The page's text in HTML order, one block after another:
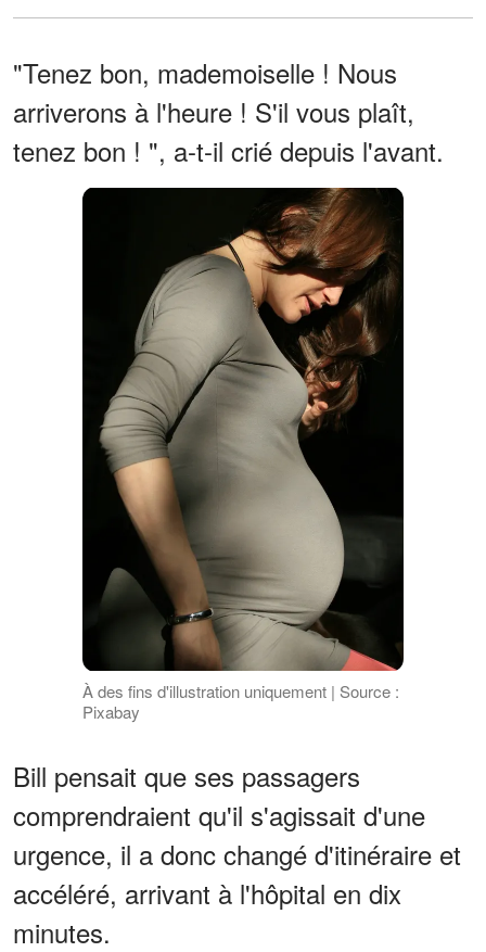
"Tenez bon, mademoiselle ! Nous
arriverons à l'heure ! S'il vous plaît,
tenez bon ! ", a-t-il crié depuis l'avant.
À des fins d'illustration uniquement | Source :
Pixabay
Bill pensait que ses passagers
comprendraient qu'il s'agissait d'une
urgence, il a donc changé d'itinéraire et
accéléré, arrivant à l'hôpital en dix
minutes.